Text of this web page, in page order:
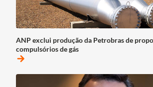
ANP exclui produção da Petrobras de
compulsórios de gás
arrow_forward